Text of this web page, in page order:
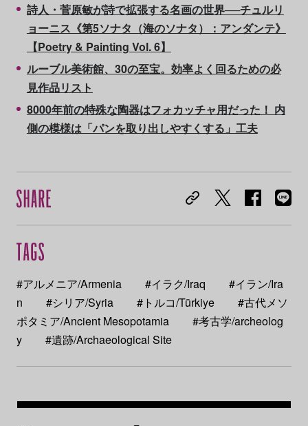
詩人・菅原敏が詩で拡張する名画の世界──チュルリ
ョーニス《第5ソナタ（海のソナタ）：アンダンテ》
【Poetry & Painting Vol. 6】
ルーブル美術館、30の至宝。効率よく回るための必
見作品リスト
8000年前の特殊な陶器はフォカッチャ用だった！ 内
側の模様は「パンを取り出しやすくする」工夫
#アルメニア/Armenia #イラク/Iraq
#イラン/Ira
n
#シリア/Syria #トルコ/Türkiye
#古代メソ
ポタミア/Ancient Mesopotamia
#考古学/archeolog
y
#遺跡/Archaeological Site